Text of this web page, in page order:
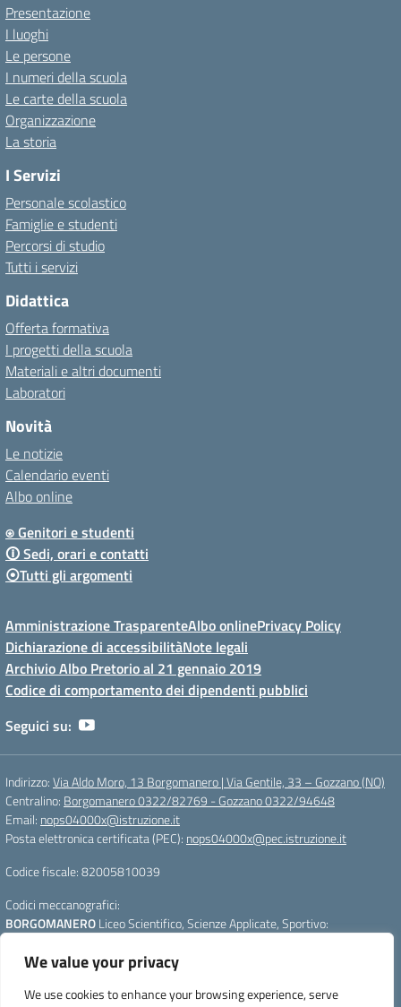
We value your privacy
We use cookies to enhance your browsing experience, serve
Presentazione
I luoghi
Le persone
I numeri della scuola
Le carte della scuola
Organizzazione
La storia
I Servizi
Personale scolastico
Famiglie e studenti
Percorsi di studio
Tutti i servizi
Didattica
Offerta formativa
I progetti della scuola
Materiali e altri documenti
Laboratori
Novità
Le notizie
Calendario eventi
Albo online
⍟ Genitori e studenti
🛈 Sedi, orari e contatti
⦿Tutti gli argomenti
Amministrazione TrasparenteAlbo onlinePrivacy Policy
Dichiarazione di accessibilitàNote legali
Archivio Albo Pretorio al 21 gennaio 2019
Codice di comportamento dei dipendenti pubblici
Seguici su:
Indirizzo:Via Aldo Moro, 13 Borgomanero | Via Gentile, 33 – Gozzano (NO)
Centralino: Borgomanero 0322/82769 - Gozzano 0322/94648
Email: nops04000x@istruzione.it
Posta elettronica certificata (PEC): nops04000x@pec.istruzione.it
Codice fiscale: 82005810039
Codici meccanografici:
BORGOMANEROLiceo Scientifico, Scienze Applicate, Sportivo:
GOZZANOLiceo Linguistico e Scienze Umane :
pagina premere CTRL+F5